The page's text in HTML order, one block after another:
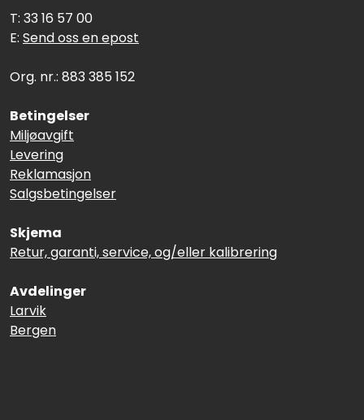
T: 33 16 57 00
E: Send oss en epost
Org. nr.: 883 385 152
Betingelser
Miljøavgift
Levering
Reklamasjon
Salgsbetingelser
Skjema
Retur, garanti, service, og/eller kalibrering
Avdelinger
Larvik
Bergen